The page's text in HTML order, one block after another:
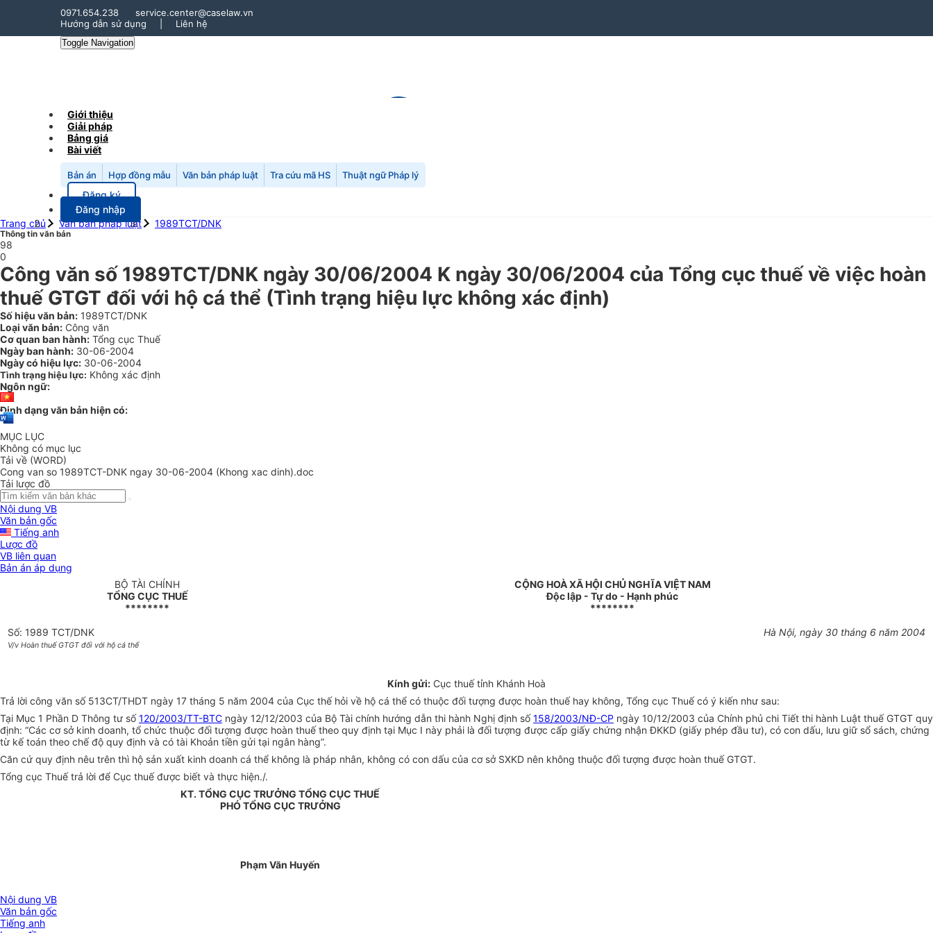
0971.654.238
service.center@caselaw.vn
Hướng dẫn sử dụng
Liên hệ
Toggle Navigation
Giới thiệu
Giải pháp
Bảng giá
Bài viết
Bản án Hợp đồng mẫu Văn bản pháp luật Tra cứu mã HS Thuật ngữ Pháp lý
Đăng ký
Đăng nhập
Trang chủ
Văn bản pháp luật 1989TCT/DNK
Thông tin văn bản
98
0
Công văn số 1989TCT/DNK ngày 30/06/2004 K ngày 30/06/2004 của Tổng cục thuế về việc hoàn
thuế GTGT đối với hộ cá thể (Tình trạng hiệu lực không xác định)
Số hiệu văn bản: 1989TCT/DNK
Loại văn bản: Công văn
Cơ quan ban hành: Tổng cục Thuế
Ngày ban hành: 30-06-2004
Ngày có hiệu lực: 30-06-2004
Tình trạng hiệu lực: Không xác định
Ngôn ngữ:
Định dạng văn bản hiện có:
MỤC LỤC
Không có mục lục
Tải về (WORD)
Cong van so 1989TCT-DNK ngay 30-06-2004 (Khong xac dinh).doc
Tải lược đồ
Nội dung VB
Văn bản gốc
Tiếng anh
Lược đồ
VB liên quan
Bản án áp dụng
BỘ TÀI CHÍNH
TỔNG CỤC THUẾ
********
CỘNG HOÀ XÃ HỘI CHỦ NGHĨA VIỆT NAM
Độc lập - Tự do - Hạnh phúc
********
Số: 1989 TCT/DNK
V/v Hoàn thuế GTGT đối với hộ cá thể
Hà Nội, ngày 30 tháng 6 năm 2004
Kính gửi: Cục thuế tỉnh Khánh Hoà
Trả lời công văn số 513CT/THDT ngày 17 tháng 5 năm 2004 của Cục thế hỏi về hộ cá thể có thuộc đối tượng được hoàn thuế hay không, Tổng cục Thuế có ý kiến như sau:
Tại Mục 1 Phần D Thông tư số120/2003/TT-BTC ngày 12/12/2003 của Bộ Tài chính hướng dẫn thi hành Nghị định số158/2003/NĐ-CP ngày 10/12/2003 của Chính phủ chi Tiết thi hành Luật thuế GTGT quy
định: “Các cơ sở kinh doanh, tổ chức thuộc đối tượng được hoàn thuế theo quy định tại Mục I này phải là đối tượng được cấp giấy chứng nhận ĐKKD (giấy phép đầu tư), có con dấu, lưu giữ sổ sách, chứng
từ kế toán theo chế độ quy định và có tài Khoản tiền gửi tại ngân hàng”.
Căn cứ quy định nêu trên thì hộ sản xuất kinh doanh cá thể không là pháp nhân, không có con dấu của cơ sở SXKD nên không thuộc đối tượng được hoàn thuế GTGT.
Tổng cục Thuế trả lời để Cục thuế được biết và thực hiện./.
KT. TỔNG CỤC TRƯỞNG TỔNG CỤC THUẾ
PHÓ TỔNG CỤC TRƯỞNG
Phạm Văn Huyến
Nội dung VB
Văn bản gốc
Tiếng anh